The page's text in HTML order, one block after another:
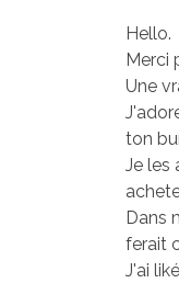
Hello.
Merci
Une
ton
Je les
Dans
ferait
J'ai